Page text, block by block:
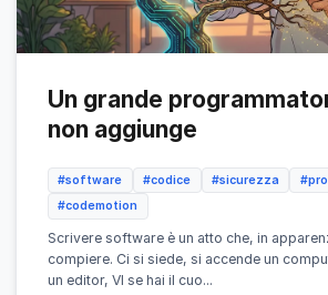
Un grande
non aggiunge
#software #codice #sicurezza
#codemotion
Scrivere software è un atto che, in
compiere. Ci si siede, si accende un
un editor, VI se hai il cuo...